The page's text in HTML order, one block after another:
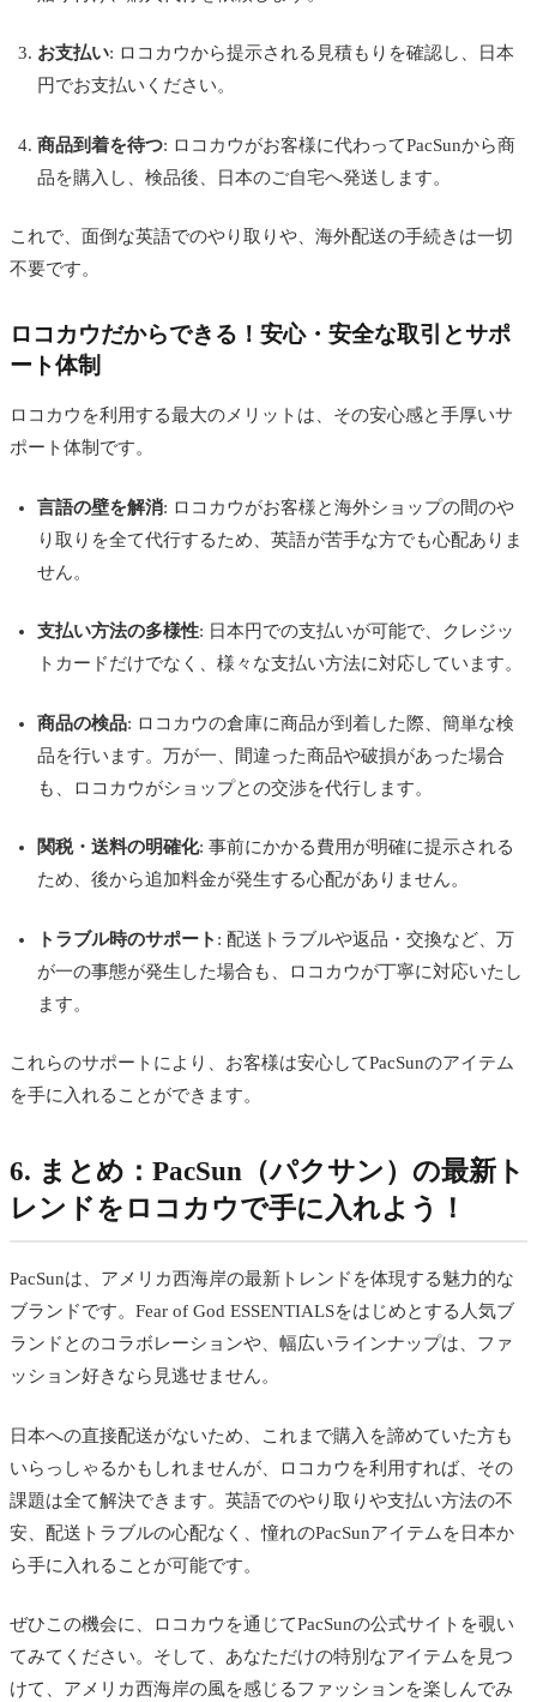
お支払い: ロコカウから提示される見積もりを確認し、日本
円でお支払いください。
商品到着を待つ: ロコカウがお客様に代わってPacSunから商
品を購入し、検品後、日本のご自宅へ発送します。
これで、面倒な英語でのやり取りや、海外配送の手続きは一切
不要です。
ロコカウだからできる！安心・安全な取引とサポ
ート体制
ロコカウを利用する最大のメリットは、その安心感と手厚いサ
ポート体制です。
言語の壁を解消: ロコカウがお客様と海外ショップの間のや
り取りを全て代行するため、英語が苦手な方でも心配ありま
せん。
支払い方法の多様性: 日本円での支払いが可能で、クレジッ
トカードだけでなく、様々な支払い方法に対応しています。
商品の検品: ロコカウの倉庫に商品が到着した際、簡単な検
品を行います。万が一、間違った商品や破損があった場合
も、ロコカウがショップとの交渉を代行します。
関税・送料の明確化: 事前にかかる費用が明確に提示される
ため、後から追加料金が発生する心配がありません。
トラブル時のサポート : 配送トラブルや返品・交換など、万
が一の事態が発生した場合も、ロコカウが丁寧に対応いたし
ます。
これらのサポートにより、お客様は安心してPacSunのアイテム
を手に入れることができます。
6. まとめ：PacSun（パクサン）の最新ト
レンドをロコカウで手に入れよう！
PacSunは、アメリカ西海岸の最新トレンドを体現する魅力的な
ブランドです。Fear of God ESSENTIALSをはじめとする人気ブ
ランドとのコラボレーションや、幅広いラインナップは、ファ
ッション好きなら見逃せません。
日本への直接配送がないため、これまで購入を諦めていた方も
いらっしゃるかもしれませんが、ロコカウを利用すれば、その
課題は全て解決できます。英語でのやり取りや支払い方法の不
安、配送トラブルの心配なく、憧れのPacSunアイテムを日本か
ら手に入れることが可能です。
ぜひこの機会に、ロコカウを通じてPacSunの公式サイトを覗い
てみてください。そして、あなただけの特別なアイテムを見つ
けて、アメリカ西海岸の風を感じるファッションを楽しんでみ